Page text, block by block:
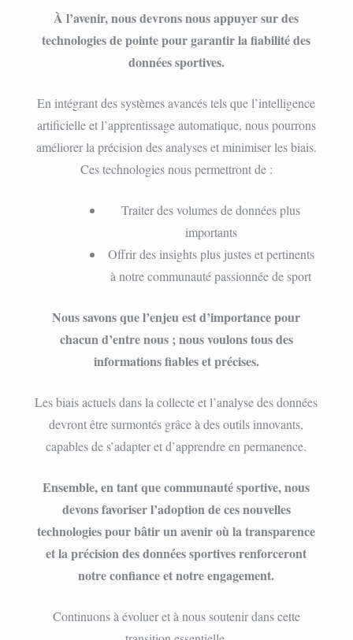
À l’avenir, nous devrons nous appuyer sur des
technologies de pointe pour garantir la fiabilité des
données sportives.
En intégrant des systèmes avancés tels que l’intelligence
artificielle et l’apprentissage automatique, nous pourrons
améliorer la précision des analyses et minimiser les biais.
Ces technologies nous permettront de :
Traiter des volumes de données plus
importants
Offrir des insights plus justes et pertinents
à notre communauté passionnée de sport
Nous savons que l’enjeu est d’importance pour
chacun d’entre nous ; nous voulons tous des
informations fiables et précises.
Les biais actuels dans la collecte et l’analyse des données
devront être surmontés grâce à des outils innovants,
capables de s’adapter et d’apprendre en permanence.
Ensemble, en tant que communauté sportive, nous
devons favoriser l’adoption de ces nouvelles
technologies pour bâtir un avenir où la transparence
et la précision des données sportives renforceront
notre confiance et notre engagement.
Continuons à évoluer et à nous soutenir dans cette